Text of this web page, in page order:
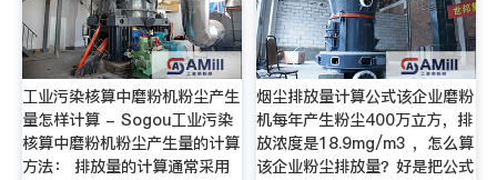
工业污染核算中磨粉机粉尘产生
量怎样计算 - Sogou工业污染
核算中磨粉机粉尘产生量的计算
方法： 排放量的计算通常采用
烟尘排放量计算公式该企业磨粉
机每年产生粉尘400万立方，排
放浓度是18.9mg/m3 ，怎么算
该企业粉尘排放量？好是把公式